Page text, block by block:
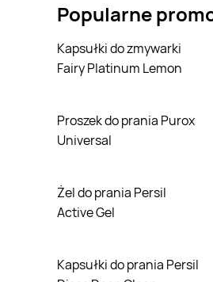
Popularne
Kapsułki do zmywarki
Fairy Platinum Lemon
Proszek do prania Purox
Universal
Żel do prania Persil
Active Gel
Kapsułki do prania Persil